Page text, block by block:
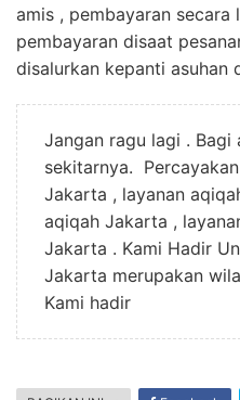
amis , pembayaran secara
pembayaran disaat
disalurkan kepanti asuhan
Jangan ragu lagi .
sekitarnya.
Jakarta , layanan
aqiqah Jakarta ,
Jakarta . Kami Hadir
Jakarta merupakan
Kami hadir